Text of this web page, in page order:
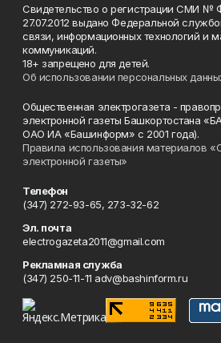
Свидетельство о регистрации СМИ №
27.07.2012 выдано Федеральной
связи, информационных технологий и
коммуникаций.
18+ запрещено для детей.
Об использовании персональных
Общественная электрогазета -
электронной газеты Башкортостана
ОАО ИА «Башинформ» с 2001 года).
Правила использования материалов
электронной газеты»
Телефон
(347) 272-93-65, 273-32-62
Эл. почта
electrogazeta2011@gmail.com
Рекламная служба
(347) 250-11-11 adv@bashinform.ru